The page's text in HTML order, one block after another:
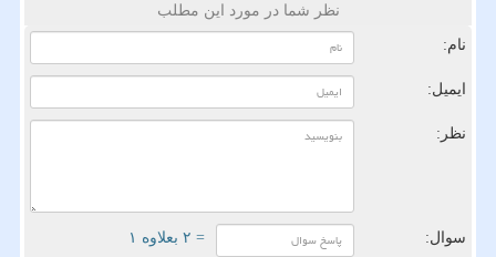
نظر شما در مورد این مطلب
نام:
ایمیل:
نظر:
سوال: = ۲ بعلاوه ۱